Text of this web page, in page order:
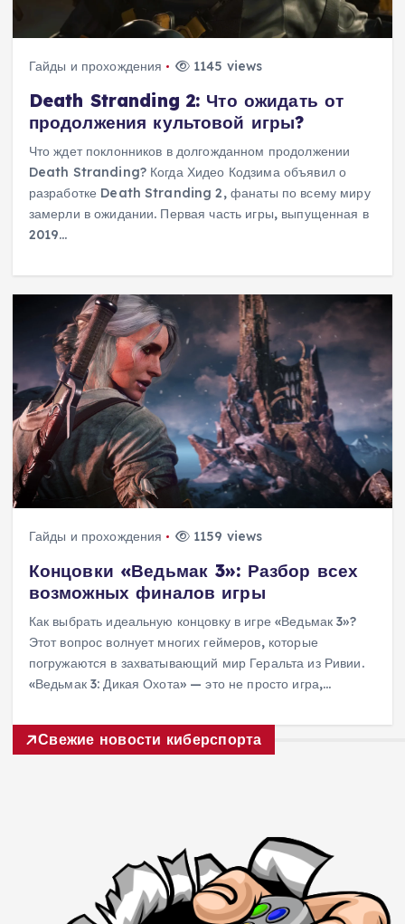
Гайды и прохождения 1145 views
Death Stranding 2: Что ожидать от
продолжения культовой игры?
Что ждет поклонников в долгожданном продолжении
Death Stranding? Когда Хидео Кодзима объявил о
разработке Death Stranding 2, фанаты по всему миру
замерли в ожидании. Первая часть игры, выпущенная в
2019…
Гайды и прохождения 1159 views
Концовки «Ведьмак 3»: Разбор всех
возможных финалов игры
Как выбрать идеальную концовку в игре «Ведьмак 3»?
Этот вопрос волнует многих геймеров, которые
погружаются в захватывающий мир Геральта из Ривии.
«Ведьмак 3: Дикая Охота» — это не просто игра,…
Свежие новости киберспорта